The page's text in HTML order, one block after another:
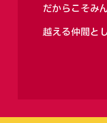
だからこそみ
越える仲間と